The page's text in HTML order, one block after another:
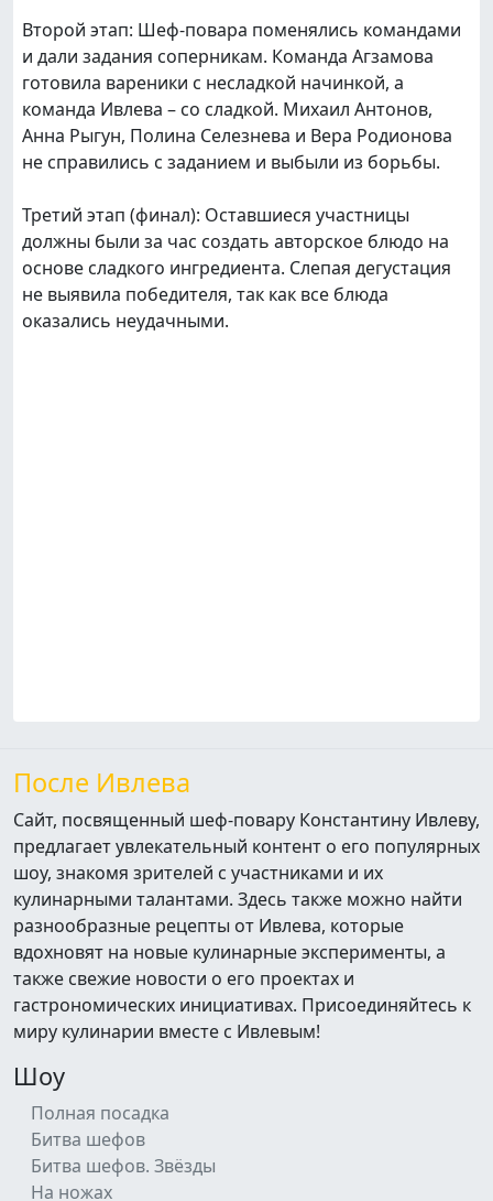
Второй этап: Шеф-повара поменялись командами
и дали задания соперникам. Команда Агзамова
готовила вареники с несладкой начинкой, а
команда Ивлева – со сладкой. Михаил Антонов,
Анна Рыгун, Полина Селезнева и Вера Родионова
не справились с заданием и выбыли из борьбы.
Третий этап (финал): Оставшиеся участницы
должны были за час создать авторское блюдо на
основе сладкого ингредиента. Слепая дегустация
не выявила победителя, так как все блюда
оказались неудачными.
После Ивлева
Сайт, посвященный шеф-повару Константину Ивлеву,
предлагает увлекательный контент о его популярных
шоу, знакомя зрителей с участниками и их
кулинарными талантами. Здесь также можно найти
разнообразные рецепты от Ивлева, которые
вдохновят на новые кулинарные эксперименты, а
также свежие новости о его проектах и
гастрономических инициативах. Присоединяйтесь к
миру кулинарии вместе с Ивлевым!
Шоу
Полная посадка
Битва шефов
Битва шефов. Звёзды
На ножах